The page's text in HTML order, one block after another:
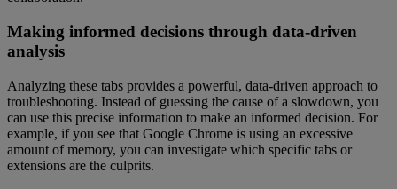
Making informed decisions through data-driven
analysis
Analyzing these tabs provides a powerful, data-driven approach to
troubleshooting. Instead of guessing the cause of a slowdown, you
can use this precise information to make an informed decision. For
example, if you see that Google Chrome is using an excessive
amount of memory, you can investigate which specific tabs or
extensions are the culprits.